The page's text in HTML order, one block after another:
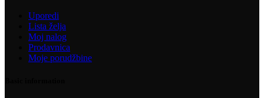
Uporedi
Lista želja
Moj nalog
Prodavnica
Moje porudžbine